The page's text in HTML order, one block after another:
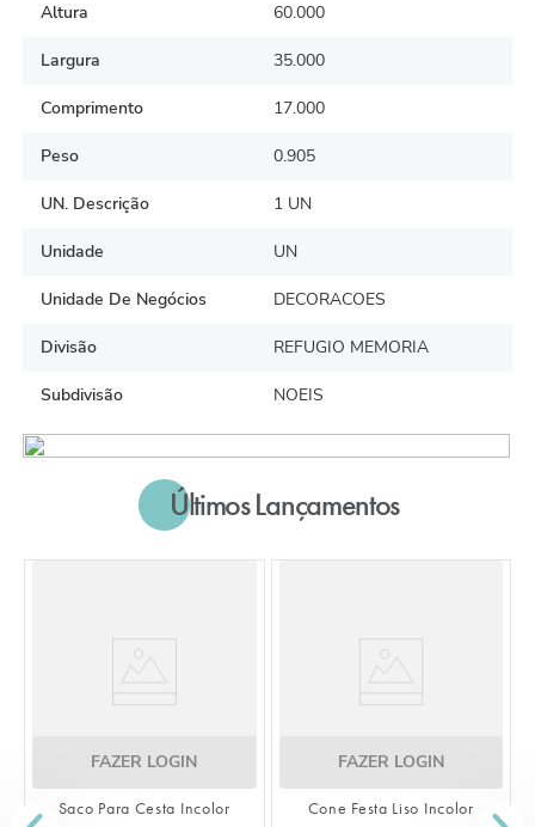
Altura 60.000
Largura 35.000
Comprimento 17.000
Peso 0.905
UN. Descrição 1 UN
Unidade UN
Unidade De Negócios DECORACOES
Divisão REFUGIO MEMORIA
Subdivisão NOEIS
Últimos Lançamentos
Cesta Incolor Cone Festa Liso Incolor